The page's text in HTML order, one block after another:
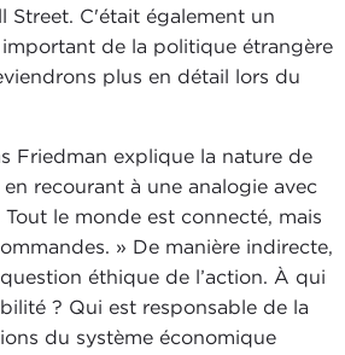
Street. C'était également un
de la politique étrangère
plus en détail lors du
Friedman explique la nature de
recourant à une analogie avec
le monde est connecté, mais
» De manière indirecte,
éthique de l’action. À qui
? Qui est responsable de la
du système économique